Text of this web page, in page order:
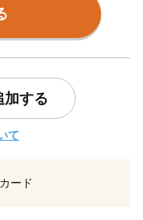
加する
て
ード